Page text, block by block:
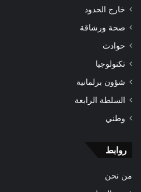
خارج الحدود
صحة ورشاقة
حوادث
تكنولوجيا
شؤون برلمانية
السلطة الرابعة
وطني
روابط
من نحن